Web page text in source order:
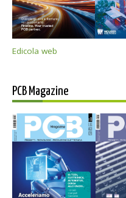
Edicola web
PCB Magazine